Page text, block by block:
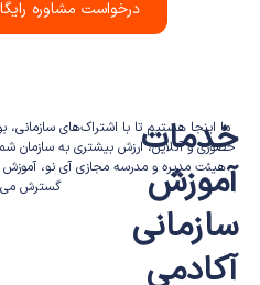
درخواست مشاوره
خدمات
آموزش
سازمانی
آکادمی
ما اینجا هستیم تا با اشتراک‌های
حضوری و آنلاین، ارزش بیشتری به سازمان
هیئت مدیره و مدرسه مجازی آی نو، آموزش
گسترش